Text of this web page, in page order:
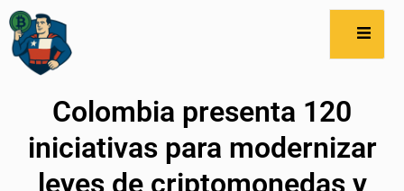
Colombia presenta 120
iniciativas para modernizar
leyes de criptomonedas y